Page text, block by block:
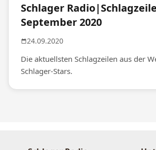
Schlager
September 2020
24.09.2020
Die aktuellsten Schlagzeilen aus der
Schlager-Stars.